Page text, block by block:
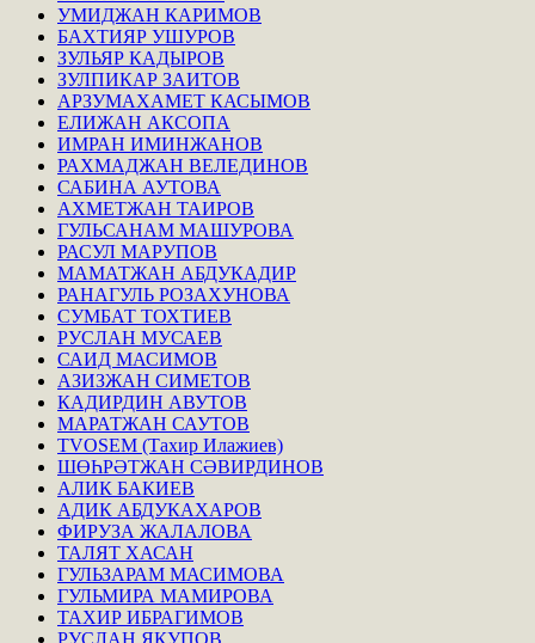
УМИДЖАН КАРИМОВ
БАХТИЯР УШУРОВ
ЗУЛЬЯР КАДЫРОВ
ЗУЛПИКАР ЗАИТОВ
АРЗУМАХАМЕТ КАСЫМОВ
ЕЛИЖАН АКСОПА
ИМРАН ИМИНЖАНОВ
РАХМАДЖАН ВЕЛЕДИНОВ
САБИНА АУТОВА
АХМЕТЖАН ТАИРОВ
ГУЛЬСАНАМ МАШУРОВА
РАСУЛ МАРУПОВ
МАМАТЖАН АБДУКАДИР
РАНАГУЛЬ РОЗАХУНОВА
СУМБАТ ТОХТИЕВ
РУСЛАН МУСАЕВ
САИД МАСИМОВ
АЗИЗЖАН СИМЕТОВ
КАДИРДИН АВУТОВ
МАРАТЖАН САУТОВ
TVOSEM (Тахир Илажиев)
ШӨҺРӘТЖАН СӘВИРДИНОВ
АЛИК БАКИЕВ
АДИК АБДУКАХАРОВ
ФИРУЗА ЖАЛАЛОВА
ТАЛЯТ ХАСАН
ГУЛЬЗАРАМ МАСИМОВА
ГУЛЬМИРА МАМИРОВА
ТАХИР ИБРАГИМОВ
РУСЛАН ЯКУПОВ